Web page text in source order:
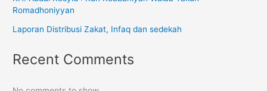
Romadhoniyyan
Laporan Distribusi Zakat, Infaq dan sedekah
Recent Comments